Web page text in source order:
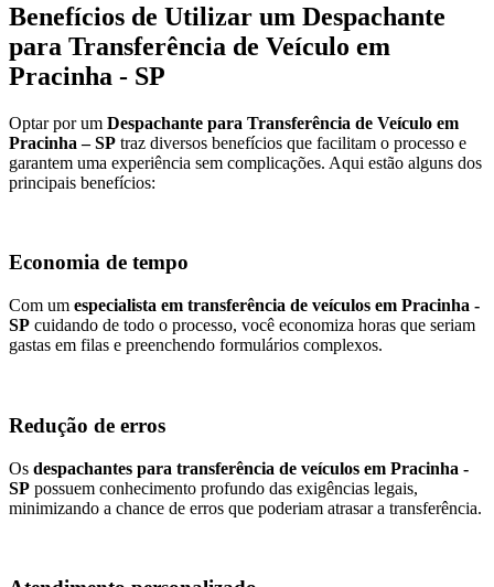
Benefícios de Utilizar um Despachante
para Transferência de Veículo em
Pracinha - SP
Optar por um Despachante para Transferência de Veículo em
Pracinha – SP traz diversos benefícios que facilitam o processo e
garantem uma experiência sem complicações. Aqui estão alguns dos
principais benefícios:
Economia de tempo
Com um especialista em transferência de veículos em Pracinha -
SP cuidando de todo o processo, você economiza horas que seriam
gastas em filas e preenchendo formulários complexos.
Redução de erros
Os despachantes para transferência de veículos em Pracinha -
SP possuem conhecimento profundo das exigências legais,
minimizando a chance de erros que poderiam atrasar a transferência.